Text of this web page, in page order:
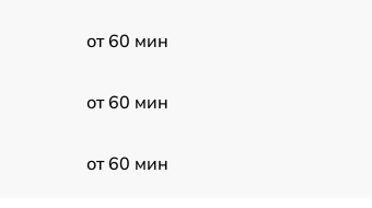
от 60 мин
от 60 мин
от 60 мин